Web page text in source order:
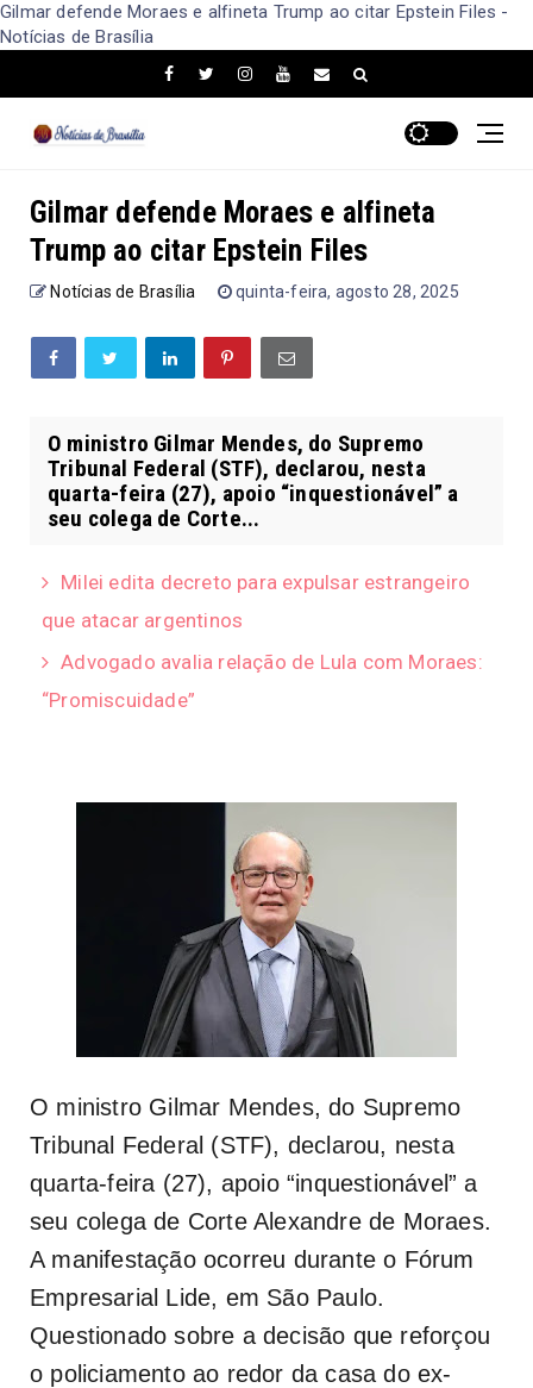
Gilmar defende Moraes e alfineta Trump ao citar Epstein Files -
Notícias de Brasília
Gilmar defende Moraes e alfineta
Trump ao citar Epstein Files
Notícias de Brasília quinta-feira, agosto 28, 2025
O ministro Gilmar Mendes, do Supremo
Tribunal Federal (STF), declarou, nesta
quarta-feira (27), apoio “inquestionável” a
seu colega de Corte...
Milei edita decreto para expulsar estrangeiro
que atacar argentinos
Advogado avalia relação de Lula com Moraes:
“Promiscuidade”
O ministro Gilmar Mendes, do Supremo
Tribunal Federal (STF), declarou, nesta
quarta-feira (27), apoio “inquestionável” a
seu colega de Corte Alexandre de Moraes.
A manifestação ocorreu durante o Fórum
Empresarial Lide, em São Paulo.
Questionado sobre a decisão que reforçou
o policiamento ao redor da casa do ex-